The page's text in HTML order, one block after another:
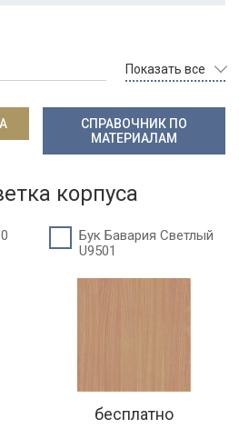
Показать все
СПРАВОЧНИК ПО
МАТЕРИАЛАМ
корпуса
Бук Бавария Светлый
U9501
бесплатно